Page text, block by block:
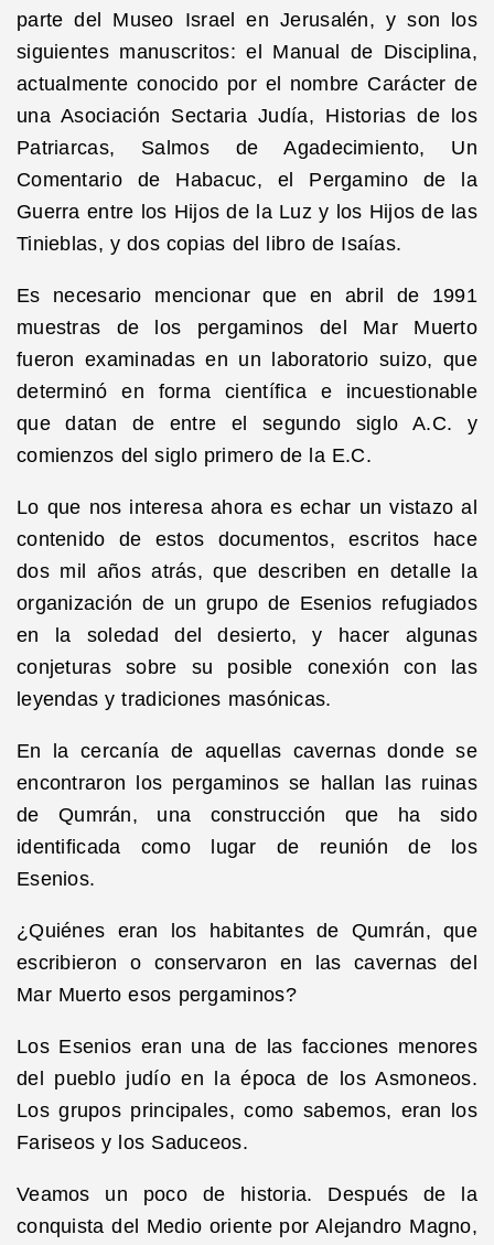
parte del Museo Israel en Jerusalén, y son los
siguientes manuscritos: el Manual de Disciplina,
actualmente conocido por el nombre Carácter de
una Asociación Sectaria Judía, Historias de los
Patriarcas, Salmos de Agadecimiento, Un
Comentario de Habacuc, el Pergamino de la
Guerra entre los Hijos de la Luz y los Hijos de las
Tinieblas, y dos copias del libro de Isaías.
Es necesario mencionar que en abril de 1991
muestras de los pergaminos del Mar Muerto
fueron examinadas en un laboratorio suizo, que
determinó en forma científica e incuestionable
que datan de entre el segundo siglo A.C. y
comienzos del siglo primero de la E.C.
Lo que nos interesa ahora es echar un vistazo al
contenido de estos documentos, escritos hace
dos mil años atrás, que describen en detalle la
organización de un grupo de Esenios refugiados
en la soledad del desierto, y hacer algunas
conjeturas sobre su posible conexión con las
leyendas y tradiciones masónicas.
En la cercanía de aquellas cavernas donde se
encontraron los pergaminos se hallan las ruinas
de Qumrán, una construcción que ha sido
identificada como lugar de reunión de los
Esenios.
¿Quiénes eran los habitantes de Qumrán, que
escribieron o conservaron en las cavernas del
Mar Muerto esos pergaminos?
Los Esenios eran una de las facciones menores
del pueblo judío en la época de los Asmoneos.
Los grupos principales, como sabemos, eran los
Fariseos y los Saduceos.
Veamos un poco de historia. Después de la
conquista del Medio oriente por Alejandro Magno,